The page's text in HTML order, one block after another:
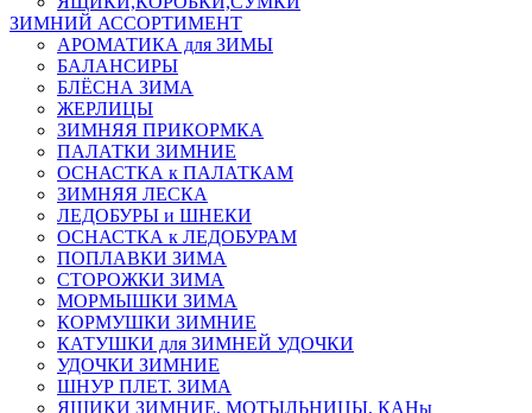
ЗИМНИЙ АССОРТИМЕНТ
АРОМАТИКА для ЗИМЫ
БАЛАНСИРЫ
БЛЁСНА ЗИМА
ЖЕРЛИЦЫ
ЗИМНЯЯ ПРИКОРМКА
ПАЛАТКИ ЗИМНИЕ
ОСНАСТКА к ПАЛАТКАМ
ЗИМНЯЯ ЛЕСКА
ЛЕДОБУРЫ и ШНЕКИ
ОСНАСТКА к ЛЕДОБУРАМ
ПОПЛАВКИ ЗИМА
СТОРОЖКИ ЗИМА
МОРМЫШКИ ЗИМА
КОРМУШКИ ЗИМНИЕ
КАТУШКИ для ЗИМНЕЙ УДОЧКИ
УДОЧКИ ЗИМНИЕ
ШНУР ПЛЕТ. ЗИМА
ЯЩИКИ ЗИМНИЕ, МОТЫЛЬНИЦЫ, КАНы